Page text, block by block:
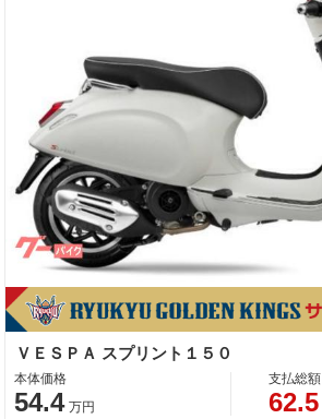
ＶＥＳＰＡ スプリント１５０
本体価格
54.4 万円
支払総額
62.5